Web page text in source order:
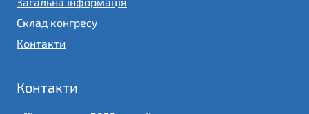
Склад конгресу
Контакти
Контакти